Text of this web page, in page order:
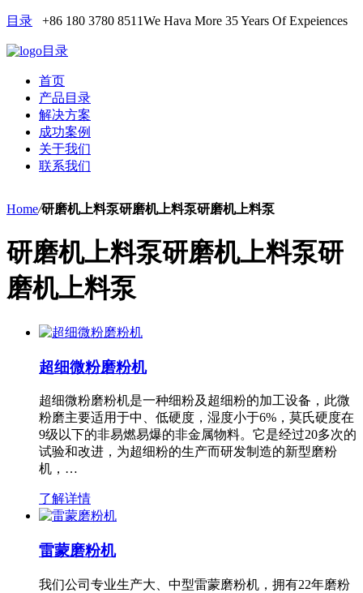
目录 +86 180 3780 8511We Hava More 35 Years Of Expeiences
目录
首页
产品目录
解决方案
成功案例
关于我们
联系我们
Home/研磨机上料泵研磨机上料泵研磨机上料泵
研磨机上料泵研磨机上料泵研
磨机上料泵
超细微粉磨粉机
超细微粉磨粉机是一种细粉及超细粉的加工设备，此微
粉磨主要适用于中、低硬度，湿度小于6%，莫氏硬度在
9级以下的非易燃易爆的非金属物料。它是经过20多次的
试验和改进，为超细粉的生产而研发制造的新型磨粉
机，…
了解详情
雷蒙磨粉机
我们公司专业生产大、中型雷蒙磨粉机，拥有22年磨粉